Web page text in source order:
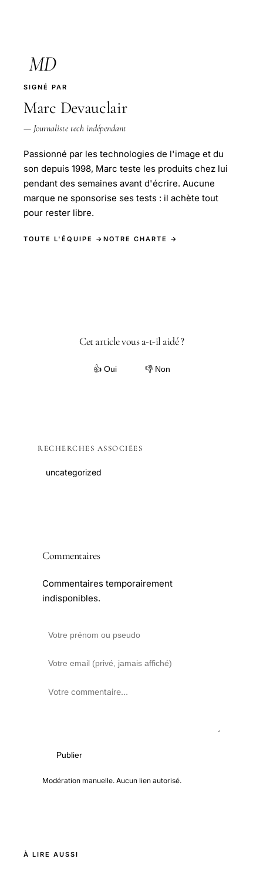
MD
SIGNÉ PAR
Marc Devauclair
— Journaliste tech indépendant
Passionné par les technologies de l'image et du
son depuis 1998, Marc teste les produits chez lui
pendant des semaines avant d'écrire. Aucune
marque ne sponsorise ses tests : il achète tout
pour rester libre.
TOUTE L'ÉQUIPE → NOTRE CHARTE →
Cet article vous a-t-il aidé ?
👍 Oui 👎 Non
RECHERCHES ASSOCIÉES
uncategorized
Commentaires
Commentaires temporairement
indisponibles.
Publier
Modération manuelle. Aucun lien autorisé.
À LIRE AUSSI